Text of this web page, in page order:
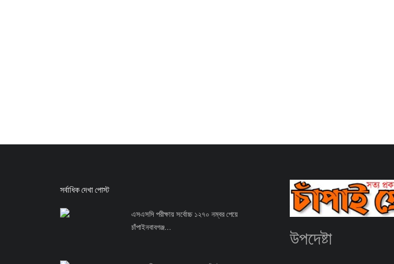
সর্বাধিক দেখা পোস্ট
এসএসসি পরীক্ষায় সর্বোচ্চ ১২৭০ নম্বর পেয়ে
চাঁপাইনবাবগঞ্জ...
উপদেষ্টা